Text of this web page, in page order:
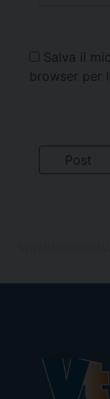
Salva il
browser per